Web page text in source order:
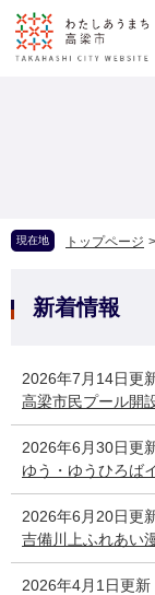
現在地 トップページ >
新着情報
2026年7月14日更
高梁市民プール開
2026年6月30日更
ゆう・ゆうひろば
2026年6月20日更
吉備川上ふれあい
2026年4月1日更新